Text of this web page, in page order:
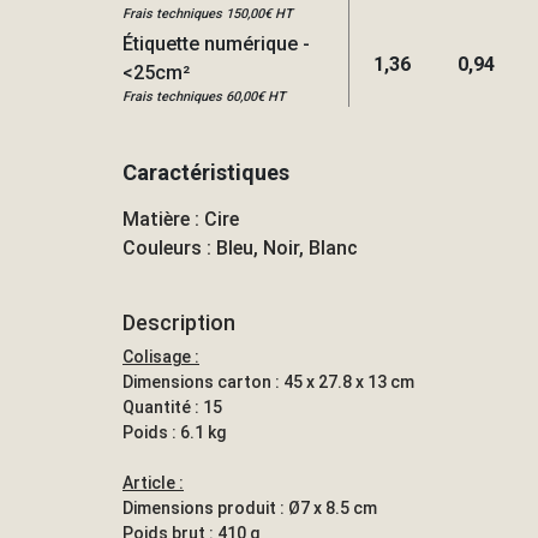
Frais techniques 150,00€ HT
Étiquette numérique -
<25cm²
Frais techniques 60,00€ HT
1,36 0,94
Caractéristiques
Matière : Cire
Couleurs : Bleu, Noir, Blanc
Description
Colisage :
Dimensions carton : 45 x 27.8 x 13 cm
Quantité : 15
Poids : 6.1 kg
Article :
Dimensions produit : Ø7 x 8.5 cm
Poids brut : 410 g